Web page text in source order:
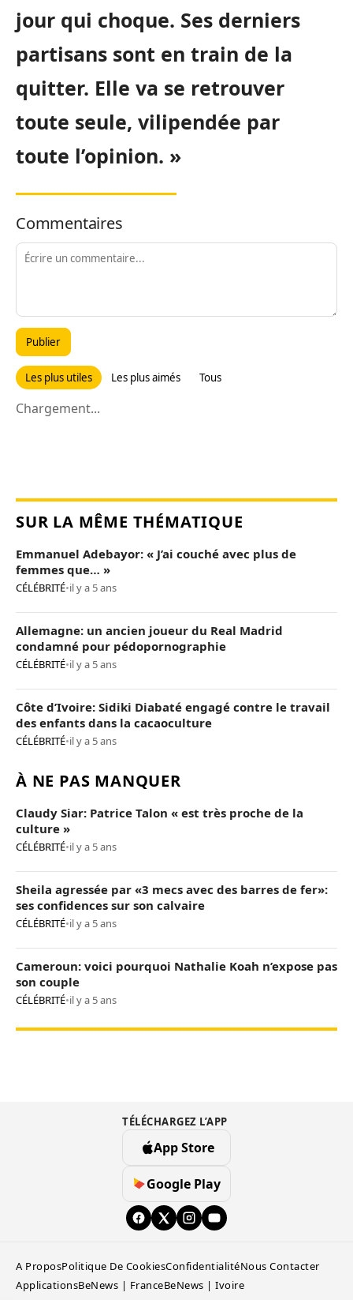
jour qui choque. Ses derniers
partisans sont en train de la
quitter. Elle va se retrouver
toute seule, vilipendée par
toute l’opinion. »
Commentaires
Publier
Les plus utiles Les plus aimés Tous
Chargement...
SUR LA MÊME THÉMATIQUE
Emmanuel Adebayor: « J’ai couché avec plus de
femmes que… »
CÉLÉBRITÉ•il y a 5 ans
Allemagne: un ancien joueur du Real Madrid
condamné pour pédopornographie
CÉLÉBRITÉ•il y a 5 ans
Côte d’Ivoire: Sidiki Diabaté engagé contre le travail
des enfants dans la cacaoculture
CÉLÉBRITÉ•il y a 5 ans
À NE PAS MANQUER
Claudy Siar: Patrice Talon « est très proche de la
culture »
CÉLÉBRITÉ•il y a 5 ans
Sheila agressée par «3 mecs avec des barres de fer»:
ses confidences sur son calvaire
CÉLÉBRITÉ•il y a 5 ans
Cameroun: voici pourquoi Nathalie Koah n’expose pas
son couple
CÉLÉBRITÉ•il y a 5 ans
TÉLÉCHARGEZ L’APP
App Store
Google Play
A ProposPolitique De CookiesConfidentialitéNous Contacter
ApplicationsBeNews | FranceBeNews | Ivoire